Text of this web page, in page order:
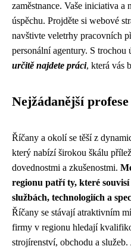
zaměstnance. Vaše iniciativa
úspěchu. Projděte si webové
navštivte veletrhy pracovních
personální agentury. S
určitě najdete práci, která vás
Nejžádanější
Říčany a okolí se těší z
který nabízí širokou škálu
dovednostmi a zkušenostmi.
regionu patří ty, které
službách, technologiích a
Říčany se stávají atraktivním
firmy v regionu hledají
strojírenství, obchodu a služeb.